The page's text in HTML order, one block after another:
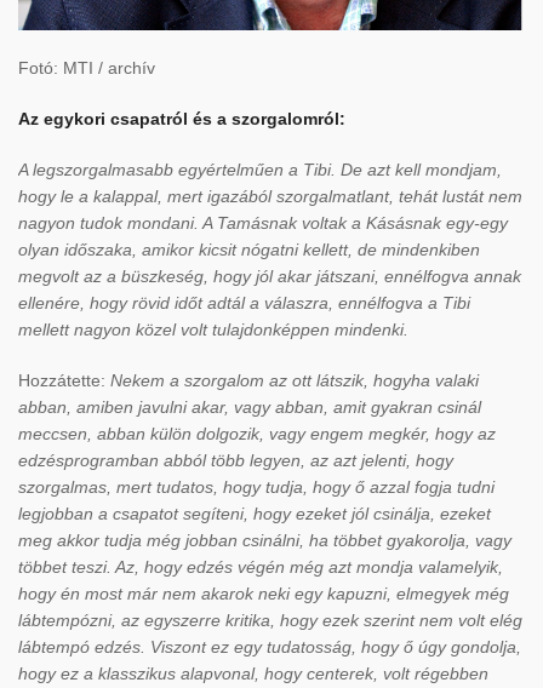
Fotó: MTI / archív
Az egykori csapatról és a szorgalomról:
A legszorgalmasabb egyértelműen a Tibi. De azt kell mondjam,
hogy le a kalappal, mert igazából szorgalmatlant, tehát lustát nem
nagyon tudok mondani. A Tamásnak voltak a Kásásnak egy-egy
olyan időszaka, amikor kicsit nógatni kellett, de mindenkiben
megvolt az a büszkeség, hogy jól akar játszani, ennélfogva annak
ellenére, hogy rövid időt adtál a válaszra, ennélfogva a Tibi
mellett nagyon közel volt tulajdonképpen mindenki.
Hozzátette: Nekem a szorgalom az ott látszik, hogyha valaki
abban, amiben javulni akar, vagy abban, amit gyakran csinál
meccsen, abban külön dolgozik, vagy engem megkér, hogy az
edzésprogramban abból több legyen, az azt jelenti, hogy
szorgalmas, mert tudatos, hogy tudja, hogy ő azzal fogja tudni
legjobban a csapatot segíteni, hogy ezeket jól csinálja, ezeket
meg akkor tudja még jobban csinálni, ha többet gyakorolja, vagy
többet teszi. Az, hogy edzés végén még azt mondja valamelyik,
hogy én most már nem akarok neki egy kapuzni, elmegyek még
lábtempózni, az egyszerre kritika, hogy ezek szerint nem volt elég
lábtempó edzés. Viszont ez egy tudatosság, hogy ő úgy gondolja,
hogy ez a klasszikus alapvonal, hogy centerek, volt régebben